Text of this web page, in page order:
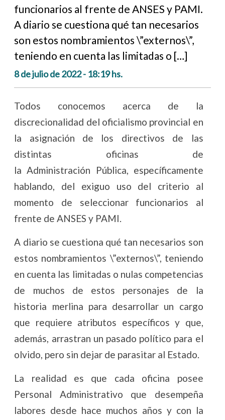
funcionarios al frente de ANSES y PAMI.
A diario se cuestiona qué tan necesarios
son estos nombramientos \”externos\”,
teniendo en cuenta las limitadas o […]
8 de julio de 2022 - 18:19 hs.
Todos conocemos acerca de la
discrecionalidad del oficialismo provincial en
la asignación de los directivos de las
distintas oficinas de
la Administración Pública, específicamente
hablando, del exiguo uso del criterio al
momento de seleccionar funcionarios al
frente de ANSES y PAMI.
A diario se cuestiona qué tan necesarios son
estos nombramientos \”externos\”, teniendo
en cuenta las limitadas o nulas competencias
de muchos de estos personajes de la
historia merlina para desarrollar un cargo
que requiere atributos específicos y que,
además, arrastran un pasado político para el
olvido, pero sin dejar de parasitar al Estado.
La realidad es que cada oficina posee
Personal Administrativo que desempeña
labores desde hace muchos años y con la